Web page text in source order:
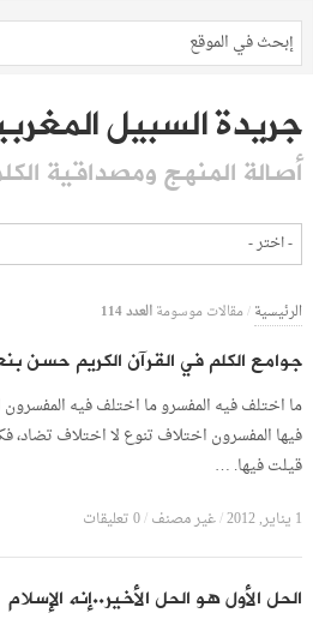
جريدة السبيل
أصالة المنهج ومصداقية
الرئيسية/مقالات موسومةالعدد 114
جوامع الكلم في القرآن الكريم حسن
ما اختلف فيه المفسرو ما اختلف فيه
فيها المفسرون اختلاف تنوع لا اختلاف تضاد،
قيلت فيها. …
1 يناير, 2012 /غير مصنف/0 تعليقات
الحل الأول هو الحل الأخير..إنه الإسلام